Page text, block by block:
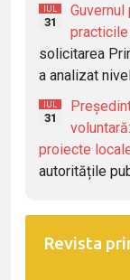
IUL
31
practicile
solicitarea
a analizat
IUL
31
proiecte
autoritățile
Revista